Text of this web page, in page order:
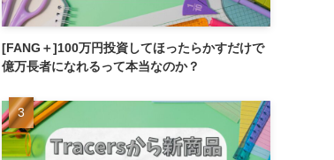
[FANG＋]100万円投資してほったらかすだけで
億万長者になれるって本当なのか？